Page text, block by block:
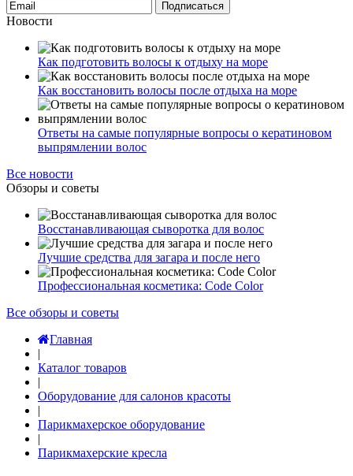
Подписаться
Новости
Как подготовить волосы к отдыху на море
Как восстановить волосы после отдыха на море
Ответы на самые популярные вопросы о кератиновом
выпрямлении волос
Все новости
Обзоры и советы
Восстанавливающая сыворотка для волос
Лучшие средства для загара и после него
Профессиональная косметика: Code Color
Все обзоры и советы
Главная
|
Каталог товаров
|
Оборудование для салонов красоты
|
Парикмахерское оборудование
|
Парикмахерские кресла